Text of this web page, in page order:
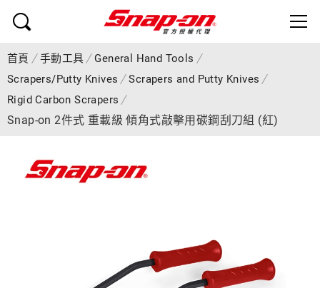
首頁 手動工具
General Hand Tools
Scrapers/Putty Knives
Scrapers and Putty Knives
Rigid Carbon Scrapers
Snap-on 2件式 重載級 傾角式敲擊用碳鋼刮刀組 (紅)